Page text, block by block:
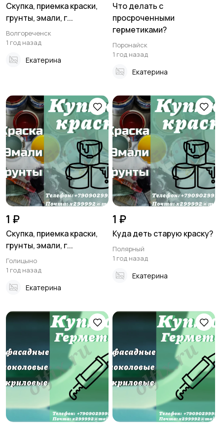
Скупка, приемка краски,
грунты, эмали, г...
Волгореченск
1 год назад
Екатерина
Что делать с
просроченными
герметиками?
Поронайск
1 год назад
Екатерина
1 ₽
Скупка, приемка краски,
грунты, эмали, г...
Голицыно
1 год назад
Екатерина
1 ₽
Куда деть старую краску?
Полярный
1 год назад
Екатерина